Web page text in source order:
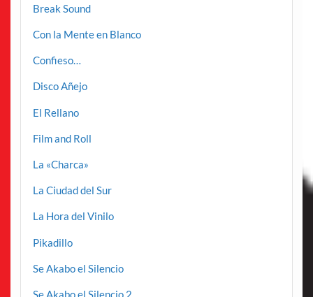
Break Sound
Con la Mente en Blanco
Confieso…
Disco Añejo
El Rellano
Film and Roll
La «Charca»
La Ciudad del Sur
La Hora del Vinilo
Pikadillo
Se Akabo el Silencio
Se Akabo el Silencio 2